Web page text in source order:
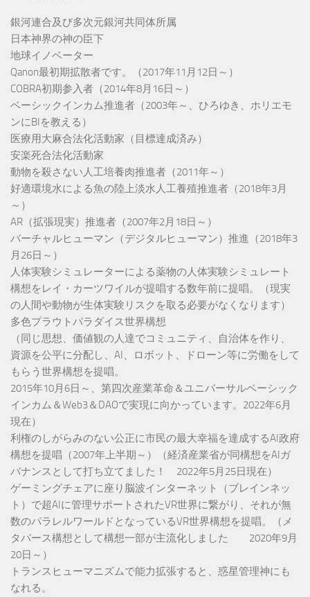
銀河連合及び多次元銀河共同体所属
日本神界の神の臣下
地球イノベーター
Qanon最初期拡散者です。（2017年11月12日～）
COBRA初期参入者（2014年8月16日～）
ベーシックインカム推進者（2003年～、ひろゆき、ホリエモ
ンにBIを教える）
医療用大麻合法化活動家（目標達成済み）
安楽死合法化活動家
動物を殺さない人工培養肉推進者（2011年～）
好適環境水による魚の陸上淡水人工養殖推進者（2018年3月
～）
AR（拡張現実）推進者（2007年2月18日～）
バーチャルヒューマン（デジタルヒューマン）推進（2018年3
月26日～）
人体実験シミュレーターによる薬物の人体実験シミュレート
構想をレイ・カーツワイルが提唱する数年前に提唱。（現実
の人間や動物が生体実験リスクを取る必要がなくなります）
多色プラウトパラダイス世界構想
（同じ思想、価値観の人達でコミュニティ、自治体を作り、
資源を公平に分配し、AI、ロボット、ドローン等に労働をして
もらう世界構想を提唱。
2015年10月6日～、第四次産業革命＆ユニバーサルベーシック
インカム＆Web3＆DAOで実現に向かっています。2022年6月
現在）
利権のしがらみのない公正に市民の最大幸福を達成するAI政府
構想を提唱（2007年上半期～）（経済産業省が同構想をAIガ
バナンスとして打ち立てました！ 2022年5月25日現在）
ゲーミングチェアに座り脳波インターネット（ブレインネッ
ト）で超AIに管理サポートされたVR世界に繋がり、それが無
数のパラレルワールドとなっているVR世界構想を提唱。（メ
タバース構想として構想一部が主流化しました 2020年9月
20日～）
トランスヒューマニズムで能力拡張すると、惑星管理神にも
なれる。